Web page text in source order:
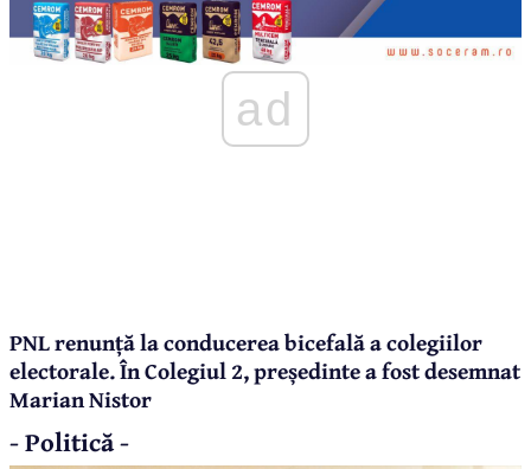
ad
PNL renunță la conducerea bicefală a colegiilor
electorale. În Colegiul 2, președinte a fost desemnat
Marian Nistor
- Politică -